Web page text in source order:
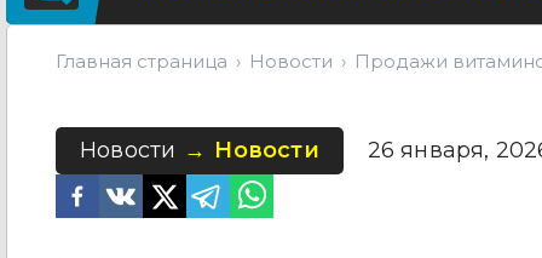
Главная страница Новости Продажи
Новости Новости 26 января,